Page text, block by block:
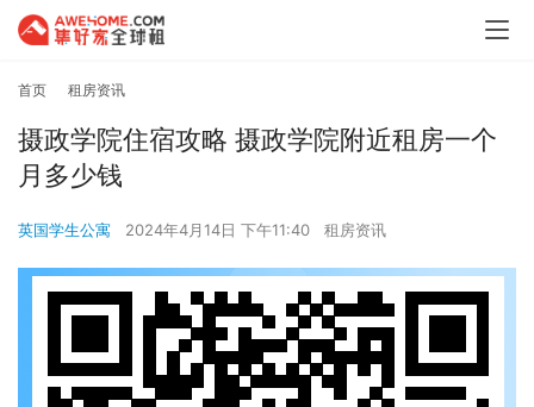
首页 租房资讯
摄政学院住宿攻略 摄政学院附近租房一个
月多少钱
英国学生公寓 2024年4月14日 下午11:40 租房资讯